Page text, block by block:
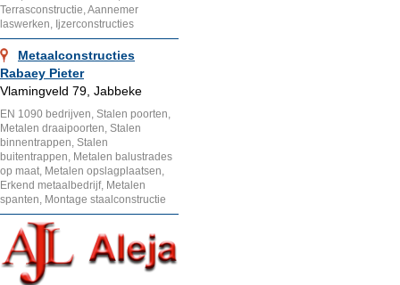
Terrasconstructie, Aannemer
laswerken, Ijzerconstructies
Metaalconstructies
Rabaey Pieter
Vlamingveld 79, Jabbeke
EN 1090 bedrijven, Stalen poorten,
Metalen draaipoorten, Stalen
binnentrappen, Stalen
buitentrappen, Metalen balustrades
op maat, Metalen opslagplaatsen,
Erkend metaalbedrijf, Metalen
spanten, Montage staalconstructie